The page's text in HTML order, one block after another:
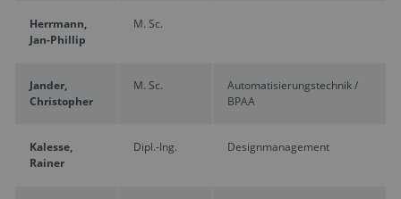
Herrmann,
Jan-Phillip
M. Sc.
Jander,
Christopher
M. Sc.
Automatisierungstechnik /
BPAA
Kalesse,
Rainer
Dipl.-Ing. Designmanagement